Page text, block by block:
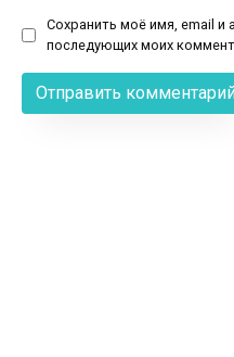
Сохранить моё имя, email и
последующих моих